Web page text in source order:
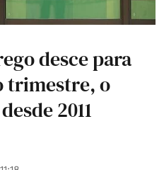
desce para
trimestre, o
2011